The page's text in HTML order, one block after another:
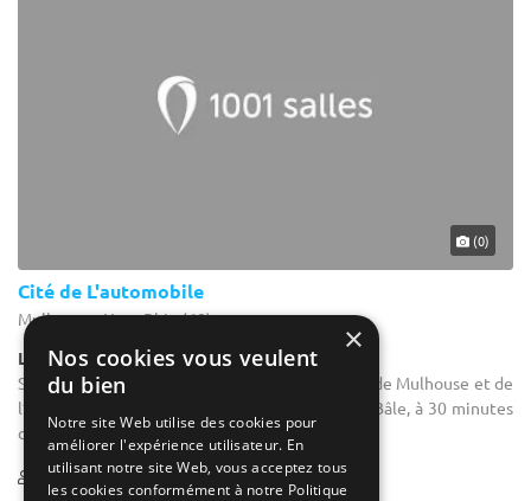
(0)
Cité de L'automobile
Mulhouse - Haut-Rhin (68)
Lieu Atypique / Musée
Salle de séminaire : À 5 minutes du centre ville de Mulhouse et de
l’autoroute A36, à 20 minutes de Colmar et de Bâle, à 30 minutes
de Belfort et à 1 heure de Strasbourg.
1-1200
×
Nos cookies vous veulent
du bien
Notre site Web utilise des cookies pour
améliorer l'expérience utilisateur. En
utilisant notre site Web, vous acceptez tous
les cookies conformément à notre Politique